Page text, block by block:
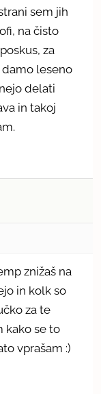
sem jih
na čisto
za
leseno
delati
in takoj
znižaš na
in kolk so
za te
kako se to
vprašam :)